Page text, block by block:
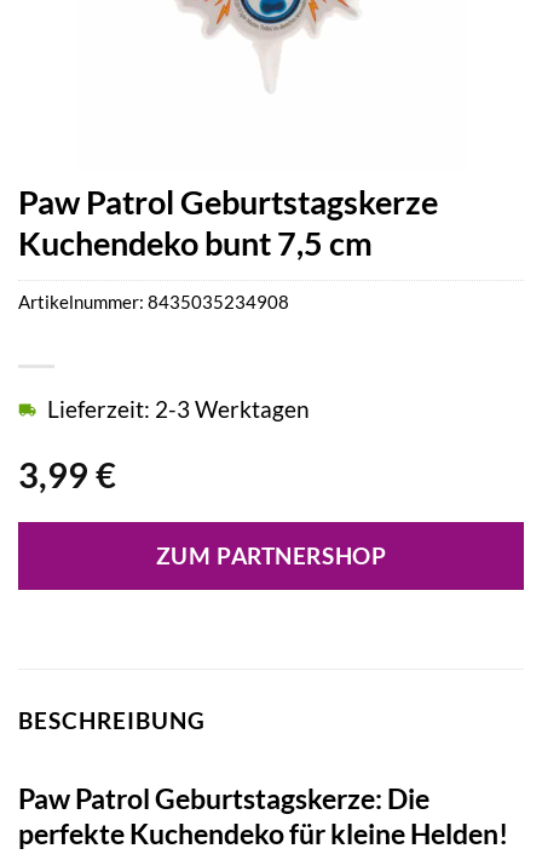
Paw Patrol Geburtstagskerze
Kuchendeko bunt 7,5 cm
3,99 €
Lieferzeit: 2-3 Werktagen
ZUM PARTNERSHOP
Artikelnummer: 8435035234908
BESCHREIBUNG
Paw Patrol Geburtstagskerze: Die
perfekte Kuchendeko für kleine Helden!